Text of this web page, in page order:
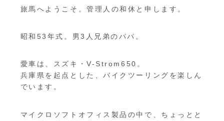
旅馬へようこそ。管理人の和休と申します。
昭和53年式。男3人兄弟のパパ。
愛車は、スズキ・V-Strom650。
兵庫県を起点とした、バイクツーリングを楽しん
でいます。
マイクロソフトオフィス製品の中で、ちょっとと